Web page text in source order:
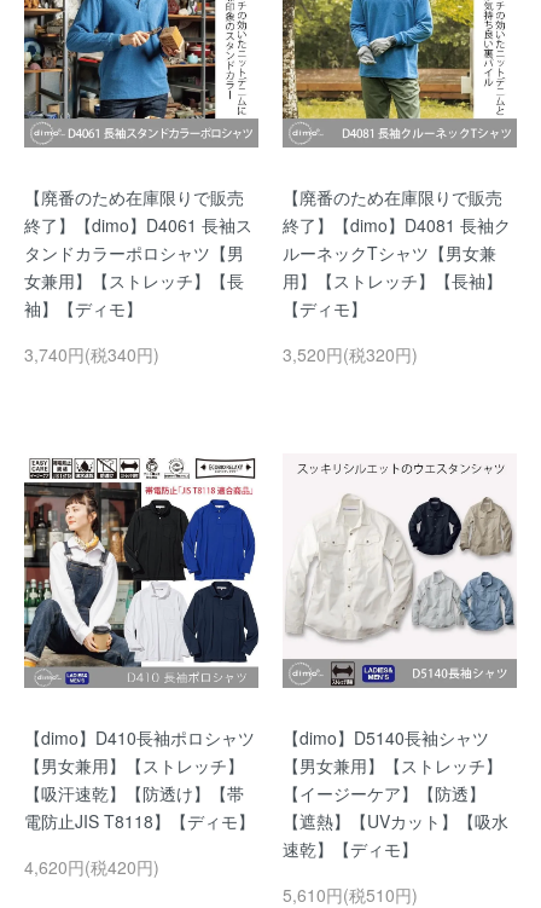
【廃番のため在庫限りで販売
終了】【dimo】D4061 長袖ス
タンドカラーポロシャツ【男
女兼用】【ストレッチ】【長
袖】【ディモ】
3,740円(税340円)
【廃番のため在庫限りで販売
終了】【dimo】D4081 長袖ク
ルーネックTシャツ【男女兼
用】【ストレッチ】【長袖】
【ディモ】
3,520円(税320円)
【dimo】D410長袖ポロシャツ
【男女兼用】【ストレッチ】
【吸汗速乾】【防透け】【帯
電防止JIS T8118】【ディモ】
4,620円(税420円)
【dimo】D5140長袖シャツ
【男女兼用】【ストレッチ】
【イージーケア】【防透】
【遮熱】【UVカット】【吸水
速乾】【ディモ】
5,610円(税510円)